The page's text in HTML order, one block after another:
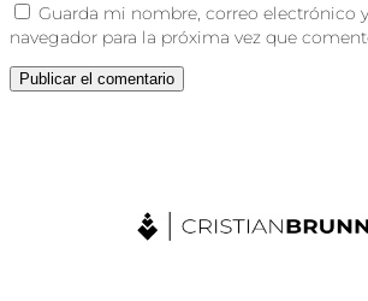
Guarda mi nombre, correo electrónico
navegador para la próxima vez que